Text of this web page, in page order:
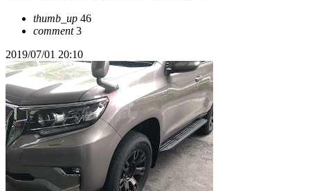
thumb_up 46
comment3
2019/07/01 20:10